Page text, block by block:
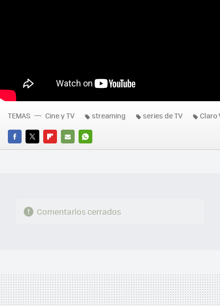
FACEBOOK
TWITTERFLIPBOARD
E-
WHATSAPP
TEMAS Cine y TV streaming series de TV Claro
Comentarios cerrados